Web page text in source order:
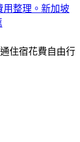
用整理。新加坡